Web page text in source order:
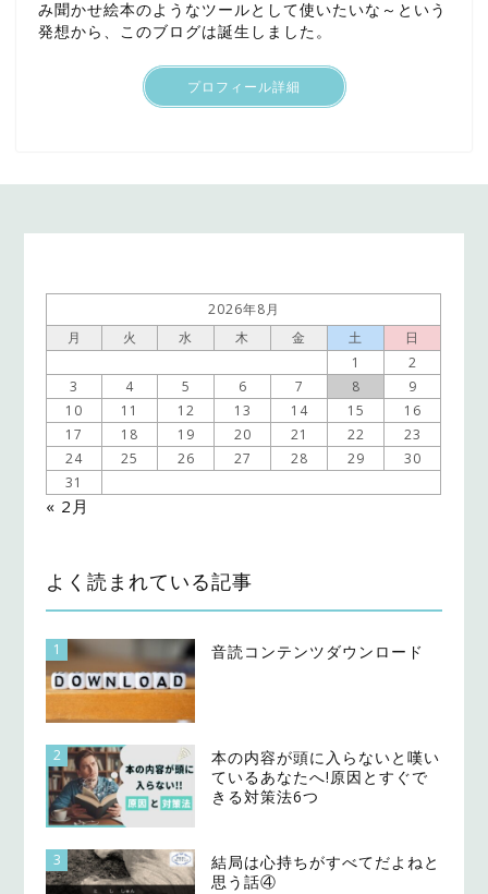
み聞かせ絵本のようなツールとして使いたいな～という
発想から、このブログは誕生しました。
プロフィール詳細
2026年8月
月
火 水 木 金 土
日
1
2
3
4 5 6 7 8
9
10
11 12 13 14 15
16
17
18 19 20 21 22
23
24
25 26 27 28 29
30
31
« 2月
よく読まれている記事
1 音読コンテンツダウンロード
2
本の内容が頭に入らないと嘆い
ているあなたへ!原因とすぐで
きる対策法6つ
3
結局は心持ちがすべてだよねと
思う話④